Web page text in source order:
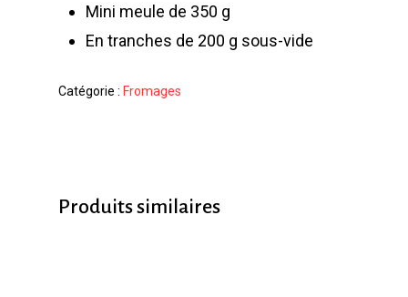
Mini meule de 350 g
En tranches de 200 g sous-vide
Catégorie : Fromages
Produits similaires